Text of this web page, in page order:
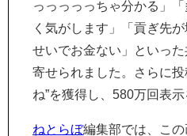
っっっっっちゃ分かる」
く気がします」「貢ぎ先
せいでお金ない」といっ
寄せられました。さらに
ね”を獲得し、580万回表
ねとらぼ編集部では、こ